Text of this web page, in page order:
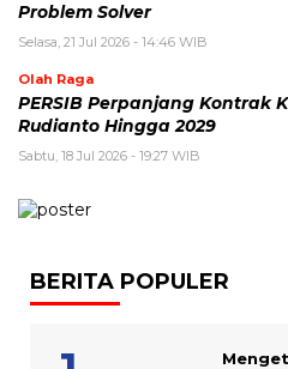
Problem Solver
Selasa, 21 Jul 2026 - 14:46 WIB
Olah Raga
PERSIB Perpanjang Kontrak
Rudianto Hingga 2029
Sabtu, 18 Jul 2026 - 19:27 WIB
BERITA POPULER